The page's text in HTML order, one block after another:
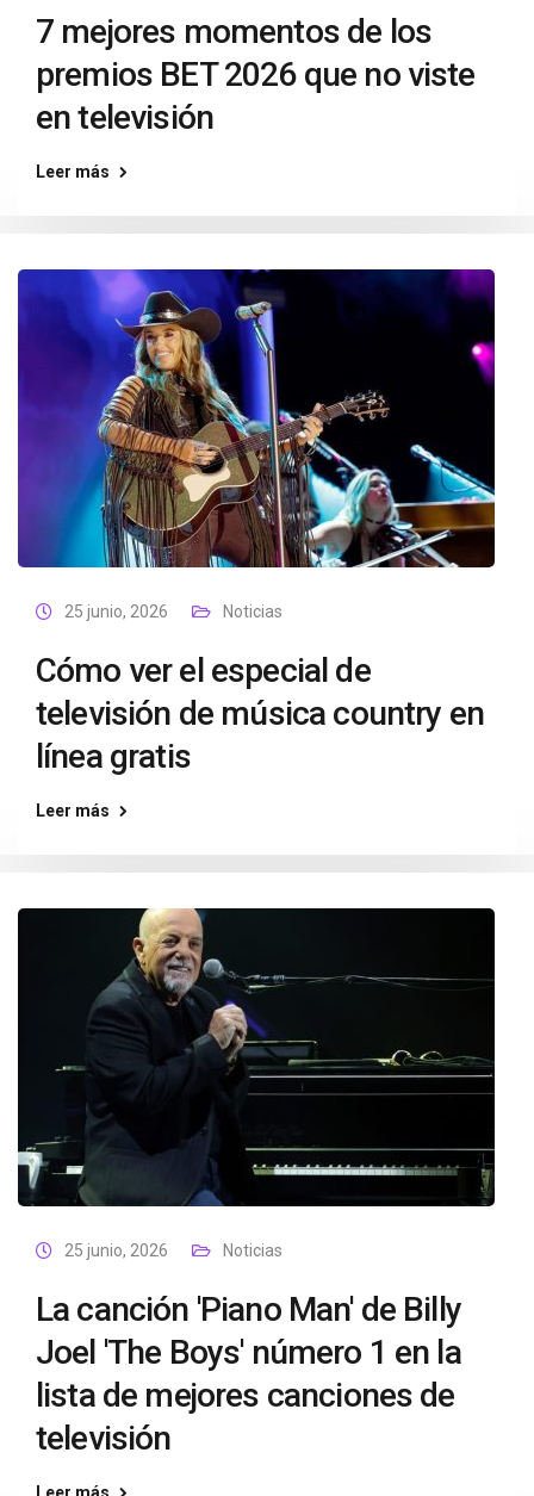
7 mejores momentos de los
premios BET 2026 que no viste
en televisión
Leer más
25 junio, 2026 Noticias
Cómo ver el especial de
televisión de música country en
línea gratis
Leer más
25 junio, 2026 Noticias
La canción 'Piano Man' de Billy
Joel 'The Boys' número 1 en la
lista de mejores canciones de
televisión